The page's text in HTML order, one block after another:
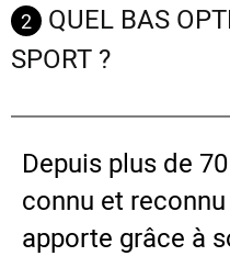
2
QUEL BAS
SPORT ?
Depuis plus de
connu et
apporte grâce à